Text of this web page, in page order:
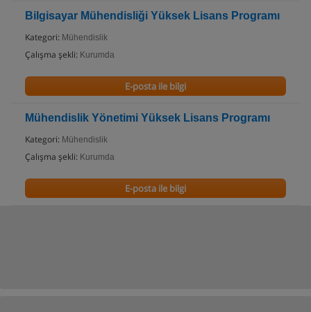
Bilgisayar Mühendisliği Yüksek Lisans Programı
Kategori: Mühendislik
Çalışma şekli: Kurumda
E-posta ile bilgi
Mühendislik Yönetimi Yüksek Lisans Programı
Kategori: Mühendislik
Çalışma şekli: Kurumda
E-posta ile bilgi